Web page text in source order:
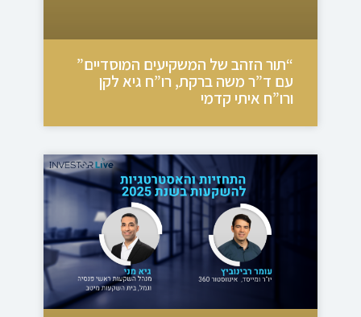
“תור הזהב של המשקיעים המוסדיים”
עם ד”ר משה ברקת, רו”ח גיא לקן
ורו”ח איתי קדמי